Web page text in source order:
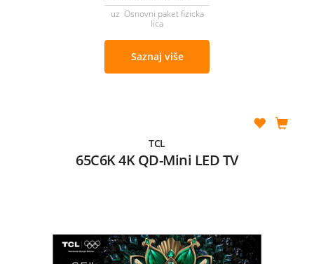
uz Osnovni paket fizicka
lica
Saznaj više
TCL
65C6K 4K QD-Mini LED TV